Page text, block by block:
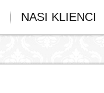
NASI KLIENCI